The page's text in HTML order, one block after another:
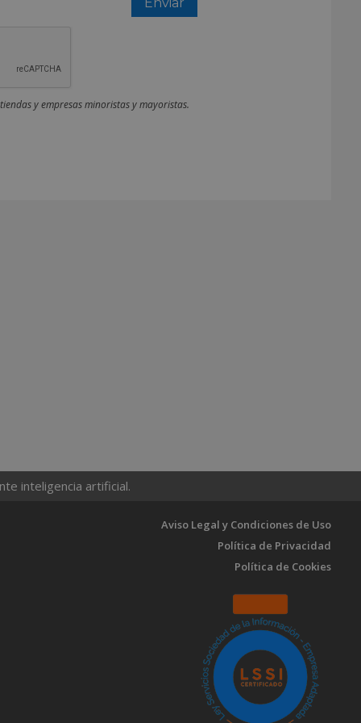
y empresas minoristas y mayoristas.
inteligencia artificial.
Aviso Legal y Condiciones de Uso
Política de Privacidad
Política de Cookies